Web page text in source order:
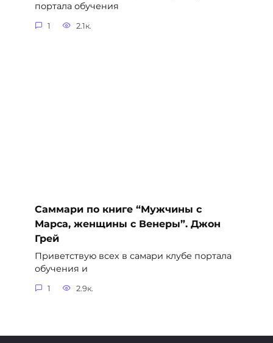
портала обучения
1 2.1к.
Саммари по книге “Мужчины с
Марса, женщины с Венеры”. Джон
Грей
Приветствую всех в самари клубе портала
обучения и
1 2.9к.